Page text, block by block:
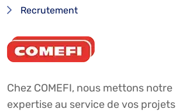
Recrutement
Chez COMEFI, nous mettons notre
expertise au service de vos projets